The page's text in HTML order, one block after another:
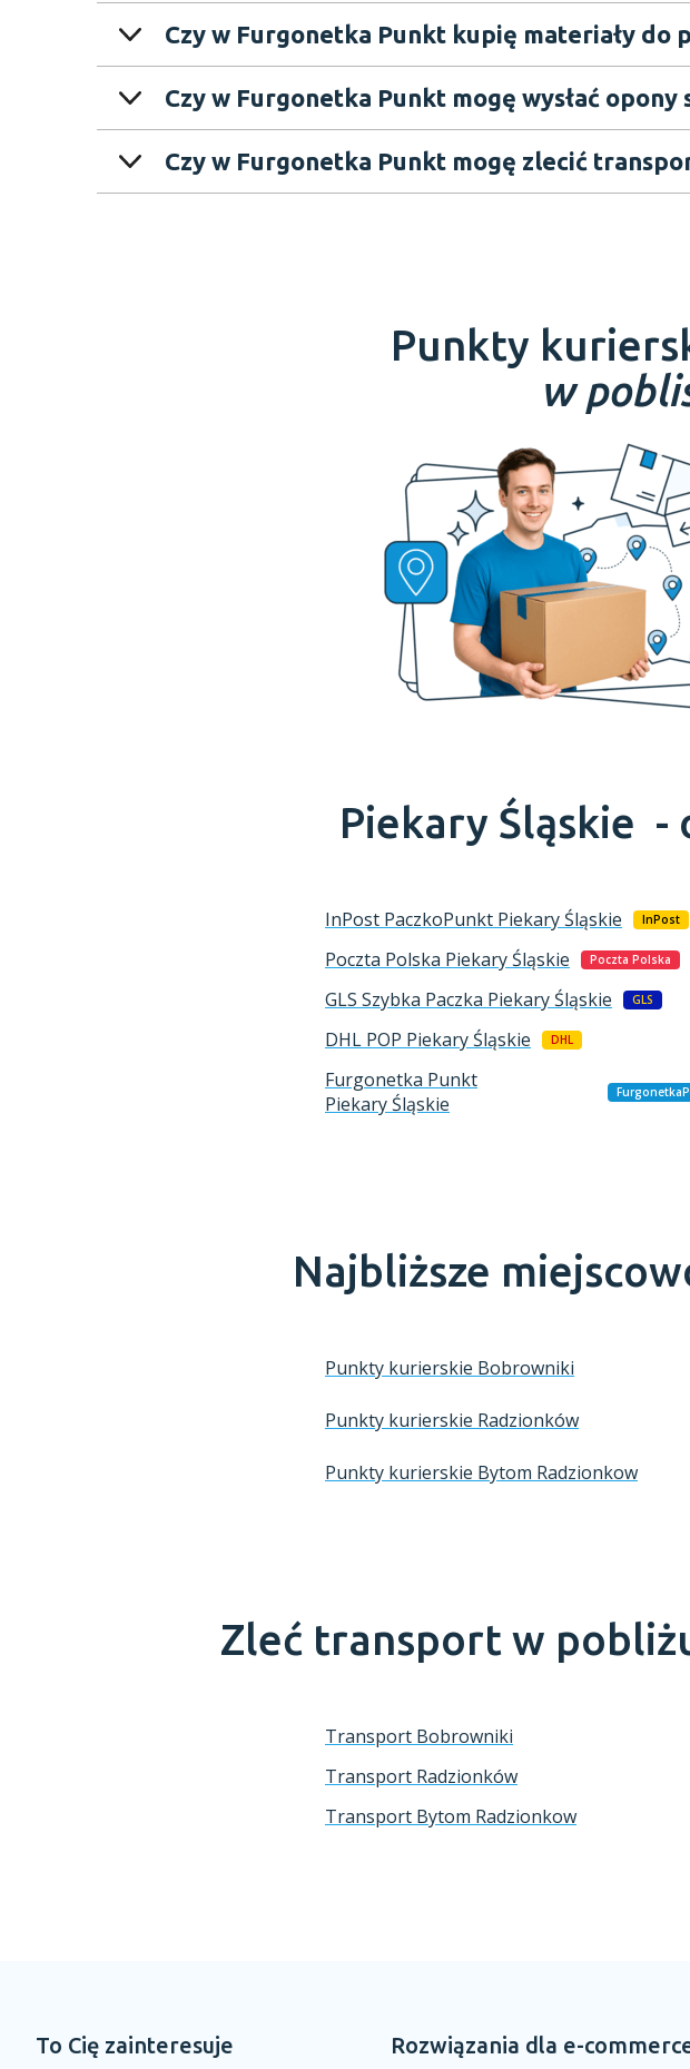
Czy w Furgonetka Punkt kupię materiały do
Czy w Furgonetka Punkt mogę wysłać opony
Czy w Furgonetka Punkt mogę zlecić
Punkty
w
Piekary Śląskie -
InPost PaczkoPunkt Piekary Śląskie InPost
Poczta Polska Piekary Śląskie Poczta Polska
GLS Szybka Paczka Piekary Śląskie GLS
DHL POP Piekary Śląskie DHL
Furgonetka Punkt
Piekary Śląskie
Najbliższe
Punkty kurierskie Bobrowniki
Punkty kurierskie Radzionków
Punkty kurierskie Bytom Radzionkow
Zleć transport w
Transport Bobrowniki
Transport Radzionków
Transport Bytom Radzionkow
To Cię zainteresuje Rozwiązania dla e-